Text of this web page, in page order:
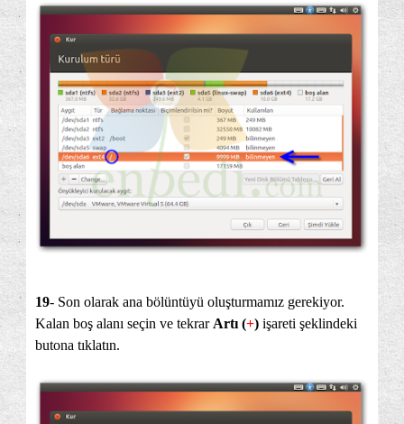
19- Son olarak ana bölüntüyü oluşturmamız gerekiyor.
Kalan boş alanı seçin ve tekrar Artı (+) işareti şeklindeki
butona tıklatın.